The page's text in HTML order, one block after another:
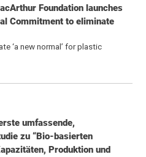
Foundation launches
Commitment to eliminate
‘a new normal’ for plastic
umfassende,
zu “Bio-basierten
Produktion und